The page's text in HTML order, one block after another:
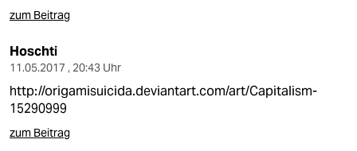
zum Beitrag
Hoschti
11.05.2017 , 20:43 Uhr
http://origamisuicida.deviantart.com/art/Capitalism-
15290999
zum Beitrag